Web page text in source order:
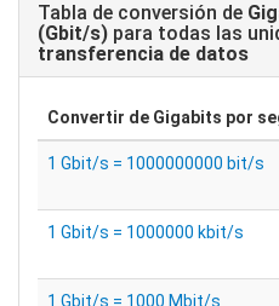
Tabla de conversión de
(Gbit/s) para todas las
transferencia de datos
Convertir de Gigabits por
1 Gbit/s = 1000000000 bit/s
1 Gbit/s = 1000000 kbit/s
1 Gbit/s = 1000 Mbit/s